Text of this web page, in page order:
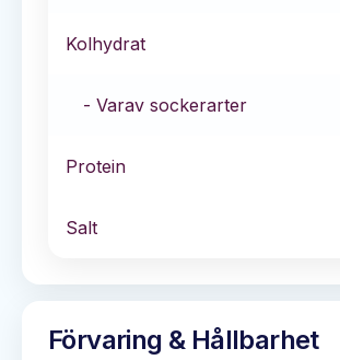
Kolhydrat
- Varav sockerarter
Protein
Salt
Förvaring & Hållbarhet